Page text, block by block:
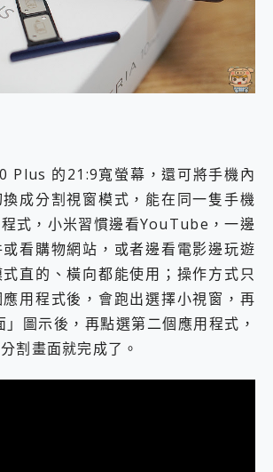
Plus 的21:9寬螢幕，還可將手機內
成分割視窗模式，能在同一隻手機
式，小米習慣邊看YouTube，一邊
看購物網站，或者邊看電影邊玩遊
直的、橫向都能使用；操作方式只
用程式後，會跑出選擇小視窗，再
圖示後，再點選第二個應用程式，
割畫面就完成了。